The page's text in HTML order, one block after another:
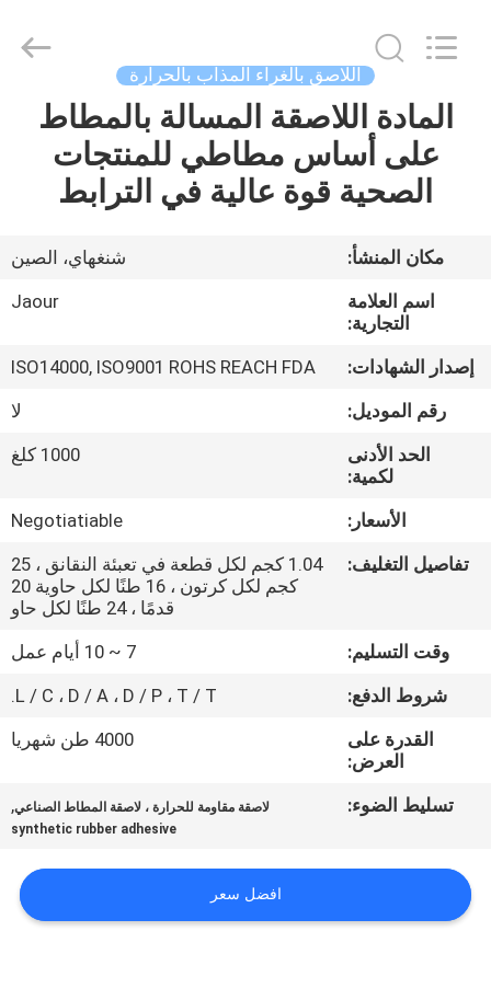
بيت
منتجات
معلومات
جولة
المصنع
مراقبة
الجودة
اتصل
أخبار
القضايا
اطلب
عرض
أسعار
Adhesive
Products
اللاصق بالغراء المذاب بالحرارة
المادة اللاصقة المسالة بالمطاط
على أساس مطاطي للمنتجات
الصحية قوة عالية في الترابط
مكان المنشأ:
شنغهاي، الصين
اسم العلامة
التجارية:
Jaour
إصدار الشهادات:
ISO14000, ISO9001 ROHS REACH FDA
رقم الموديل:
لا
الحد الأدنى
لكمية:
1000 كلغ
الأسعار:
Negotiatiable
تفاصيل التغليف:
1.04 كجم لكل قطعة في تعبئة النقانق ، 25
كجم لكل كرتون ، 16 طنًا لكل حاوية 20
قدمًا ، 24 طنًا لكل حاو
وقت التسليم:
7 ~ 10 أيام عمل
شروط الدفع:
L / C ، D / A ، D / P ، T / T.
القدرة على
العرض:
4000 طن شهريا
تسليط الضوء: لاصقة مقاومة للحرارة ، لاصقة المطاط الصناعي,
synthetic rubber adhesive
افضل سعر